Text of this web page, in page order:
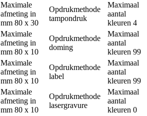
Maximale
afmeting in
mm 80 x 30
Opdrukmethode
tampondruk
Maximaal
aantal
kleuren 4
Maximale
afmeting in
mm 80 x 10
Opdrukmethode
doming
Maximaal
aantal
kleuren 99
Maximale
afmeting in
mm 80 x 10
Opdrukmethode
label
Maximaal
aantal
kleuren 99
Maximale
afmeting in
mm 80 x 10
Opdrukmethode
lasergravure
Maximaal
aantal
kleuren 0